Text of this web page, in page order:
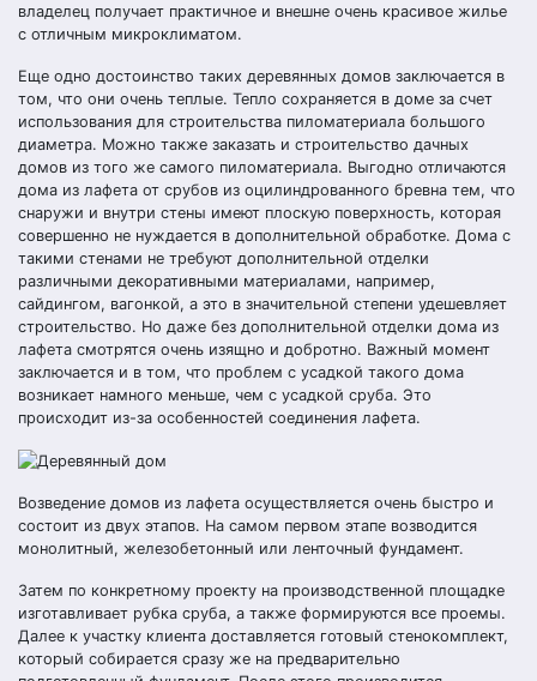
владелец получает практичное и внешне очень красивое жилье
с отличным микроклиматом.
Еще одно достоинство таких деревянных домов заключается в
том, что они очень теплые. Тепло сохраняется в доме за счет
использования для строительства пиломатериала большого
диаметра. Можно также заказать и строительство дачных
домов из того же самого пиломатериала. Выгодно отличаются
дома из лафета от срубов из оцилиндрованного бревна тем, что
снаружи и внутри стены имеют плоскую поверхность, которая
совершенно не нуждается в дополнительной обработке. Дома с
такими стенами не требуют дополнительной отделки
различными декоративными материалами, например,
сайдингом, вагонкой, а это в значительной степени удешевляет
строительство. Но даже без дополнительной отделки дома из
лафета смотрятся очень изящно и добротно. Важный момент
заключается и в том, что проблем с усадкой такого дома
возникает намного меньше, чем с усадкой сруба. Это
происходит из-за особенностей соединения лафета.
Возведение домов из лафета осуществляется очень быстро и
состоит из двух этапов. На самом первом этапе возводится
монолитный, железобетонный или ленточный фундамент.
Затем по конкретному проекту на производственной площадке
изготавливает рубка сруба, а также формируются все проемы.
Далее к участку клиента доставляется готовый стенокомплект,
который собирается сразу же на предварительно